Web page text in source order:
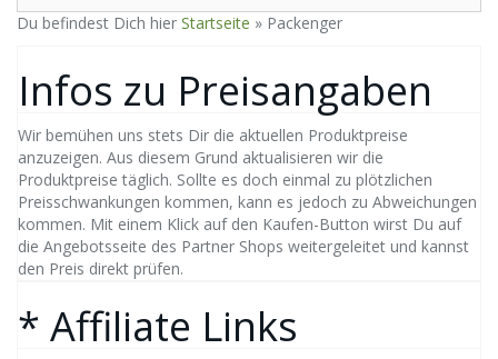
Du befindest Dich hier Startseite » Packenger
Infos zu Preisangaben
Wir bemühen uns stets Dir die aktuellen Produktpreise
anzuzeigen. Aus diesem Grund aktualisieren wir die
Produktpreise täglich. Sollte es doch einmal zu plötzlichen
Preisschwankungen kommen, kann es jedoch zu Abweichungen
kommen. Mit einem Klick auf den Kaufen-Button wirst Du auf
die Angebotsseite des Partner Shops weitergeleitet und kannst
den Preis direkt prüfen.
* Affiliate Links